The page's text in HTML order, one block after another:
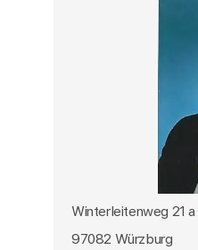
Winterleitenweg 21 a
97082 Würzburg